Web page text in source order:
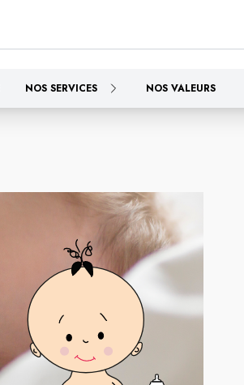
NOS SERVICES NOS VALEURS